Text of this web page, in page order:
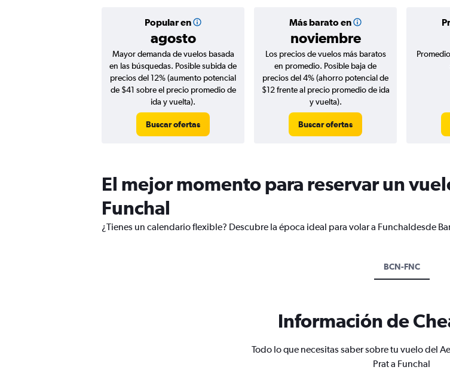
Popular en
agosto
Más barato en
noviembre
Mayor demanda de vuelos basada
en las búsquedas. Posible subida de
precios del 12% (aumento potencial
de $41 sobre el precio promedio de
ida y vuelta).
Buscar ofertas
Los precios de vuelos más baratos
en promedio. Posible baja de
precios del 4% (ahorro potencial de
$12 frente al precio promedio de ida
y vuelta).
Buscar ofertas
El mejor momento para reservar un
Funchal
¿Tienes un calendario flexible? Descubre la época ideal para volar a Funchaldesde
BCN-FNC
Información de
Todo lo que necesitas saber sobre tu vuelo del
Prat a Funchal